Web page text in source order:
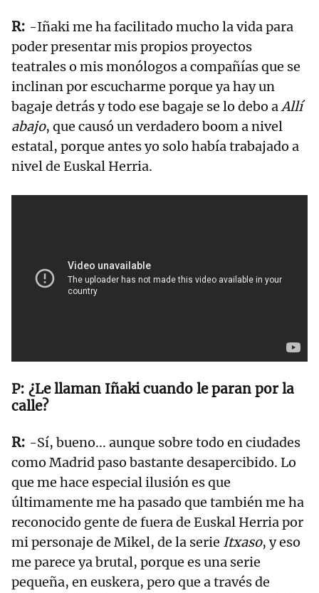
-Iñaki me ha facilitado mucho la vida para
poder presentar mis propios proyectos
teatrales o mis monólogos a compañías que se
inclinan por escucharme porque ya hay un
bagaje detrás y todo ese bagaje se lo debo aAllí
abajo, que causó un verdadero boom a nivel
estatal, porque antes yo solo había trabajado a
nivel de Euskal Herria.
¿Le llaman Iñaki cuando le paran por la
calle?
-Sí, bueno... aunque sobre todo en ciudades
como Madrid paso bastante desapercibido. Lo
que me hace especial ilusión es que
últimamente me ha pasado que también me ha
reconocido gente de fuera de Euskal Herria por
mi personaje de Mikel, de la serie Itxaso, y eso
me parece ya brutal, porque es una serie
pequeña, en euskera, pero que a través de